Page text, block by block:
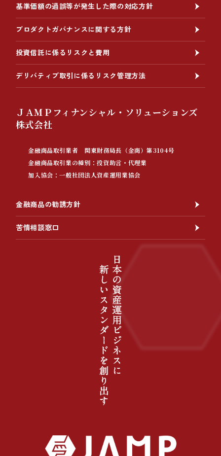
基準価額の過誤等が発生した際の対応方針
プロダクトガバナンスに関する方針
投資信託に係るリスクと費用
デリバティブ取引に係るリスク管理方法
ＪＡＭＰフィナンシャル・ソリューションズ
株式会社
金融商品取引業者 関東財務局長（金商）第3104号
金融商品取引業の種別：投資助言・代理業
加入協会：一般社団法人資産運用業協会
金融商品の勧誘方針
苦情相談窓口